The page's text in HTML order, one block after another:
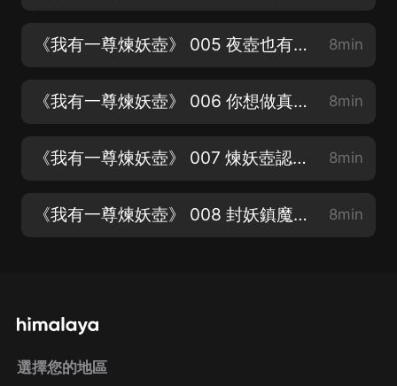
《我有一尊煉妖壺》 005 夜壺也有器靈【求關注，求月票】 8min
《我有一尊煉妖壺》 006 你想做真男人嗎【求關注，求月票】 8min
《我有一尊煉妖壺》 007 煉妖壺認主【后續有機會解鎖10集爆更~】 8min
《我有一尊煉妖壺》 008 封妖鎮魔【后續有機會解鎖10集爆更~】 8min
選擇您的地區